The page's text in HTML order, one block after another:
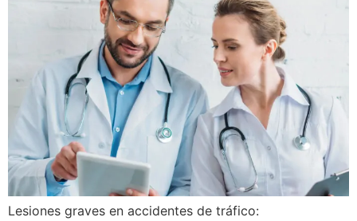
Lesiones graves en accidentes de tráfico: